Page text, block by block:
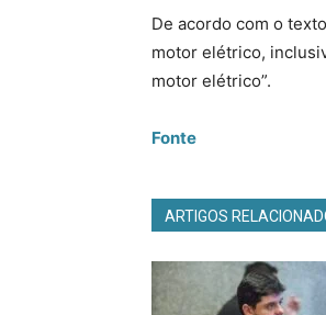
De acordo com o
motor elétrico,
motor elétrico”.
Fonte
ARTIGOS